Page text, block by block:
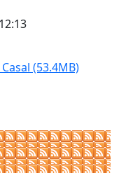
(53.4MB)